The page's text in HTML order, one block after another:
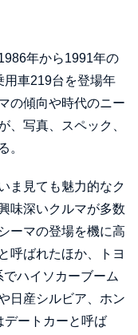
年から1991年の
用車219台を登場年
の傾向や時代のニー
、写真、スペック、
。
ま見ても魅力的なク
味深いクルマが多数
ーマの登場を機に高
呼ばれたほか、トヨ
ハイソカーブーム
日産シルビア、ホン
デートカーと呼ば